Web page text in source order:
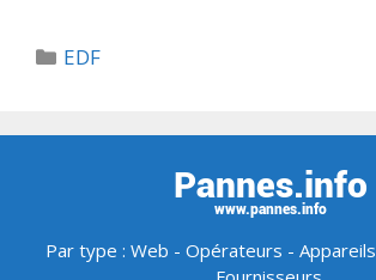
Catégories
EDF
Par type : Web - Opérateurs - Appareils